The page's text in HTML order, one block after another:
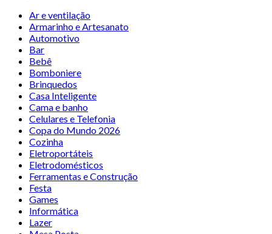
Ar e ventilação
Armarinho e Artesanato
Automotivo
Bar
Bebê
Bomboniere
Brinquedos
Casa Inteligente
Cama e banho
Celulares e Telefonia
Copa do Mundo 2026
Cozinha
Eletroportáteis
Eletrodomésticos
Ferramentas e Construção
Festa
Games
Informática
Lazer